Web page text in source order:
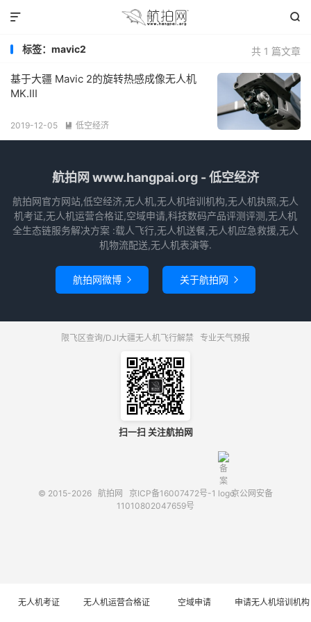


共 1 篇文章
标签：mavic2
基于大疆 Mavic 2的旋转热感成像无人机
MK.III
2019-12-05  低空经济
航拍网 www.hangpai.org - 低空经济
航拍网官方网站,低空经济,无人机,无人机培训机构,无人机执照,无人
机考证,无人机运营合格证,空域申请,科技数码产品评测评测,无人机
全生态链服务解决方案 :载人飞行,无人机送餐,无人机应急救援,无人
机物流配送,无人机表演等.
航拍网微博  关于航拍网 
限飞区查询/DJI大疆无人机飞行解禁 专业天气预报
扫一扫 关注航拍网
© 2015-2026 航拍网 京ICP备16007472号-1
京公网安备
11010802047659号
无人机考证 无人机运营合格证 空域申请 申请无人机培训机构